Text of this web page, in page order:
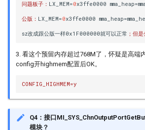
VDF
问题板子： LX_MEM=0x3ffe0000 mma_heap=
公版： LX_MEM=0x3ffe0000 mma_heap=
sz改成跟公版一样0x1F000000就可以正常 ；但
3. 看这个预留内存超过768M了，怀疑是高端
config开highmem配置后OK。
CONFIG_HIGHMEM=y
Q4：接口
模块？